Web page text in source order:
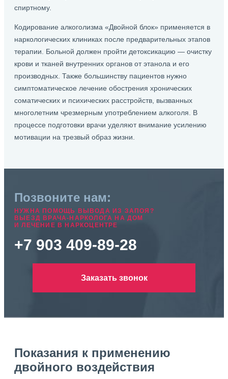
спиртному.
Кодирование алкоголизма «Двойной блок» применяется в
наркологических клиниках после предварительных этапов
терапии. Больной должен пройти детоксикацию — очистку
крови и тканей внутренних органов от этанола и его
производных. Также большинству пациентов нужно
симптоматическое лечение обострения хронических
соматических и психических расстройств, вызванных
многолетним чрезмерным употреблением алкоголя. В
процессе подготовки врачи уделяют внимание усилению
мотивации на трезвый образ жизни.
Позвоните нам:
НУЖНА ПОМОЩЬ ВЫВОДА ИЗ ЗАПОЯ?
ВЫЕЗД ВРАЧА-НАРКОЛОГА НА ДОМ
И ЛЕЧЕНИЕ В НАРКОЦЕНТРЕ
+7 903 409-89-28
Заказать звонок
Показания к применению
двойного воздействия